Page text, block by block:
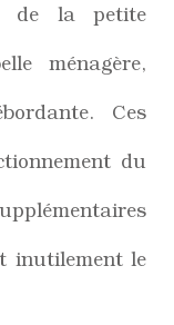
de la petite
ménagère,
Ces
du
inutilement le